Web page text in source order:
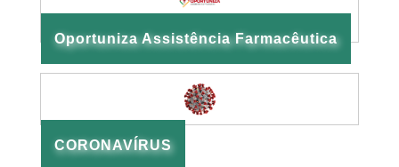
Oportuniza Assistência Farmacêutica
CORONAVÍRUS